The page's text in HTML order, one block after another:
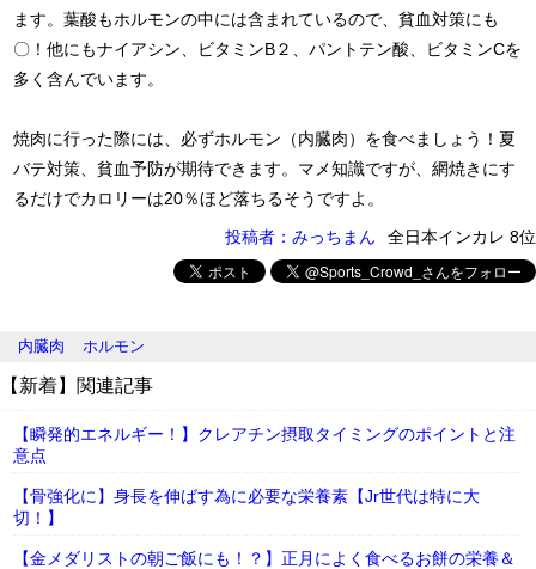
ます。葉酸もホルモンの中には含まれているので、貧血対策にも
〇！他にもナイアシン、ビタミンB２、パントテン酸、ビタミンCを
多く含んでいます。
焼肉に行った際には、必ずホルモン（内臓肉）を食べましょう！夏
バテ対策、貧血予防が期待できます。マメ知識ですが、網焼きにす
るだけでカロリーは20％ほど落ちるそうですよ。
投稿者：みっちまん
全日本インカレ 8位
内臓肉 ホルモン
【新着】関連記事
【瞬発的エネルギー！】クレアチン摂取タイミングのポイントと注
意点
【骨強化に】身長を伸ばす為に必要な栄養素【Jr世代は特に大
切！】
【金メダリストの朝ご飯にも！？】正月によく食べるお餅の栄養＆